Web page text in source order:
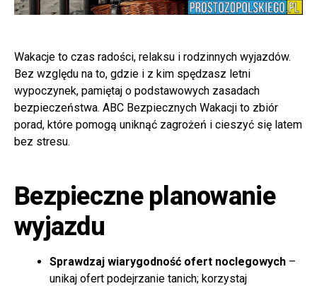
Wakacje to czas radości, relaksu i rodzinnych wyjazdów.
Bez względu na to, gdzie i z kim spędzasz letni
wypoczynek, pamiętaj o podstawowych zasadach
bezpieczeństwa. ABC Bezpiecznych Wakacji to zbiór
porad, które pomogą uniknąć zagrożeń i cieszyć się latem
bez stresu.
Bezpieczne planowanie
wyjazdu
Sprawdzaj wiarygodność ofert noclegowych –
unikaj ofert podejrzanie tanich; korzystaj